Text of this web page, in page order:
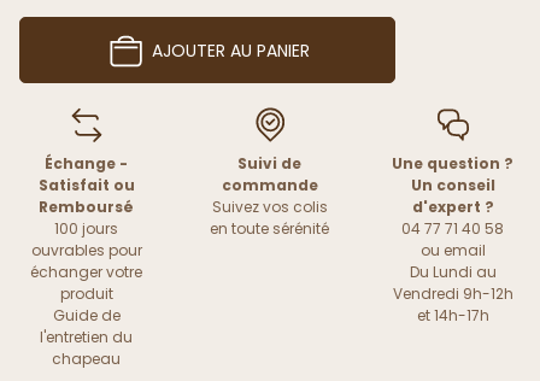
AJOUTER AU PANIER
Échange -
Satisfait ou
Remboursé
100 jours
ouvrables pour
échanger votre
produit
Guide de
l'entretien du
chapeau
Suivi de
commande
Suivez vos colis
en toute sérénité
Une question ?
Un conseil
d'expert ?
04 77 71 40 58
ou email
Du Lundi au
Vendredi 9h-12h
et 14h-17h